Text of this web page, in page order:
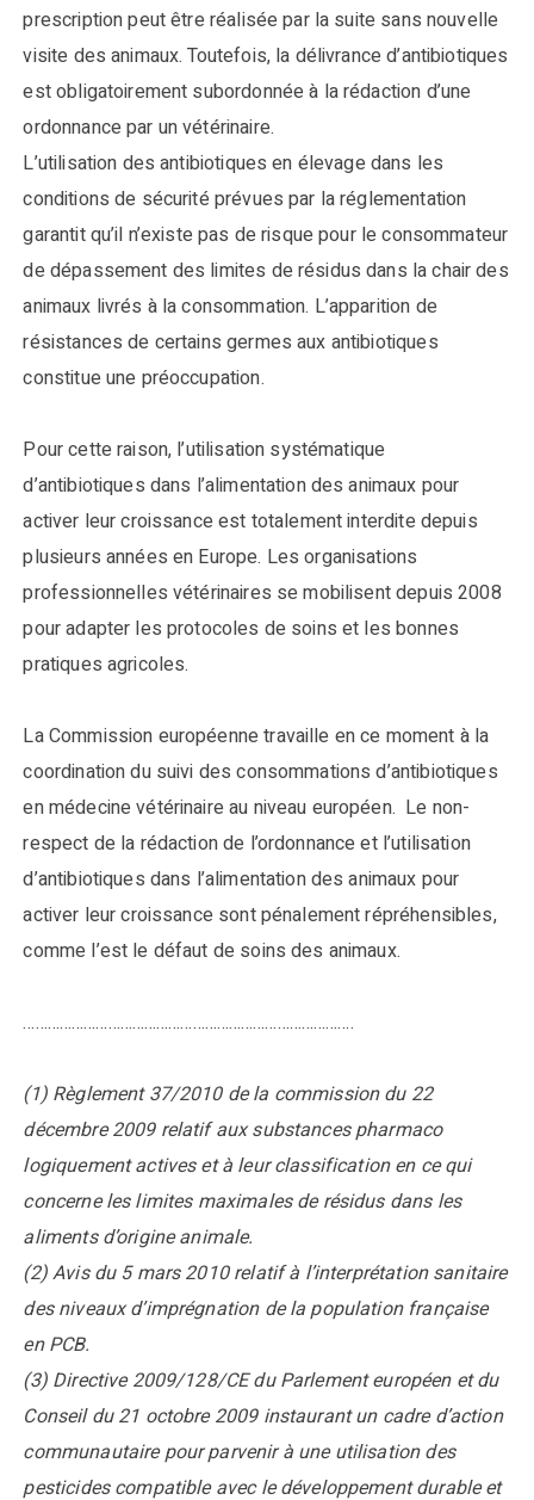
prescription peut être réalisée par la suite sans nouvelle
visite des animaux. Toutefois, la délivrance d’antibiotiques
est obligatoirement subordonnée à la rédaction d’une
ordonnance par un vétérinaire.
L’utilisation des antibiotiques en élevage dans les
conditions de sécurité prévues par la réglementation
garantit qu’il n’existe pas de risque pour le consommateur
de dépassement des limites de résidus dans la chair des
animaux livrés à la consommation. L’apparition de
résistances de certains germes aux antibiotiques
constitue une préoccupation.
Pour cette raison, l’utilisation systématique
d’antibiotiques dans l’alimentation des animaux pour
activer leur croissance est totalement interdite depuis
plusieurs années en Europe. Les organisations
professionnelles vétérinaires se mobilisent depuis 2008
pour adapter les protocoles de soins et les bonnes
pratiques agricoles.
La Commission européenne travaille en ce moment à la
coordination du suivi des consommations d’antibiotiques
en médecine vétérinaire au niveau européen. Le non-
respect de la rédaction de l’ordonnance et l’utilisation
d’antibiotiques dans l’alimentation des animaux pour
activer leur croissance sont pénalement répréhensibles,
comme l’est le défaut de soins des animaux.
……………………………………………………………………….
(1) Règlement 37/2010 de la commission du 22
décembre 2009 relatif aux substances pharmaco
logiquement actives et à leur classification en ce qui
concerne les limites maximales de résidus dans les
aliments d’origine animale.
(2) Avis du 5 mars 2010 relatif à l’interprétation sanitaire
des niveaux d’imprégnation de la population française
en PCB.
(3) Directive 2009/128/CE du Parlement européen et du
Conseil du 21 octobre 2009 instaurant un cadre d’action
communautaire pour parvenir à une utilisation des
pesticides compatible avec le développement durable et